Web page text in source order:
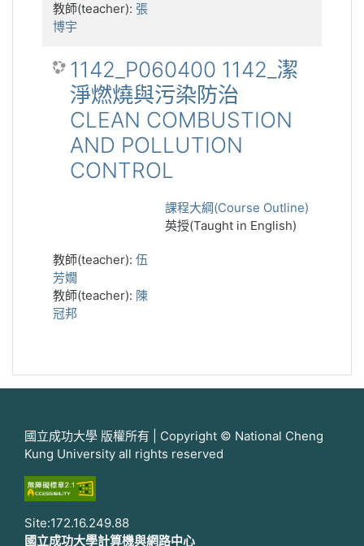
教師(teacher): 張
博宇
1142_P060400 1142_潔
淨燃燒與污染防治
CLEAN COMBUSTION
AND POLLUTION
CONTROL
課程大綱(Course Outline)
英授(Taught in English)
教師(teacher): 伍
芳嫺
教師(teacher): 陳
冠邦
國立成功大學 版權所有 | Copyright © National Cheng
Kung University all rights reserved
Site:172.16.249.88
國立成功大學計算機與網路中心